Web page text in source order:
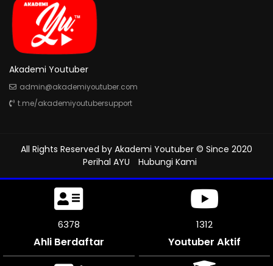
Akademi Youtuber
admin@akademiyoutuber.com
t.me/akademiyoutubersupport
All Rights Reserved by Akademi Youtuber © Since 2020
Perihal AYU
Hubungi Kami
7398
Ahli Berdaftar
1312
Youtuber Aktif